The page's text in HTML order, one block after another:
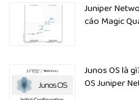
hại và phần mềm gián điệp.
Juniper
cáo Magic
Junos OS là
OS Juniper